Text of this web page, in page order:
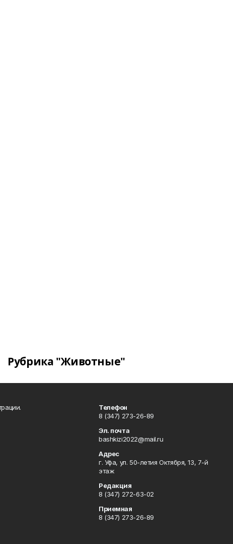
Рубрика "Животные"
Телефон
8 (347) 273-26-89
Эл. почта
bashkizi2022@mail.ru
Адрес
г. Уфа, ул. 50-летия Октября, 13, 7-й
этаж
Редакция
8 (347) 272-63-02
Приемная
8 (347) 273-26-89